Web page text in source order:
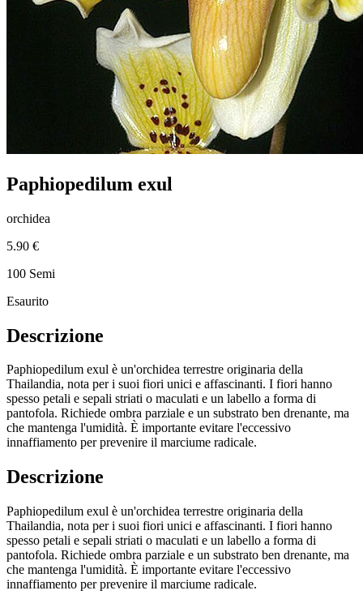
Paphiopedilum exul
orchidea
5.90 €
100 Semi
Esaurito
Descrizione
Paphiopedilum exul è un'orchidea terrestre originaria della
Thailandia, nota per i suoi fiori unici e affascinanti. I fiori hanno
spesso petali e sepali striati o maculati e un labello a forma di
pantofola. Richiede ombra parziale e un substrato ben drenante, ma
che mantenga l'umidità. È importante evitare l'eccessivo
innaffiamento per prevenire il marciume radicale.
Descrizione
Paphiopedilum exul è un'orchidea terrestre originaria della
Thailandia, nota per i suoi fiori unici e affascinanti. I fiori hanno
spesso petali e sepali striati o maculati e un labello a forma di
pantofola. Richiede ombra parziale e un substrato ben drenante, ma
che mantenga l'umidità. È importante evitare l'eccessivo
innaffiamento per prevenire il marciume radicale.